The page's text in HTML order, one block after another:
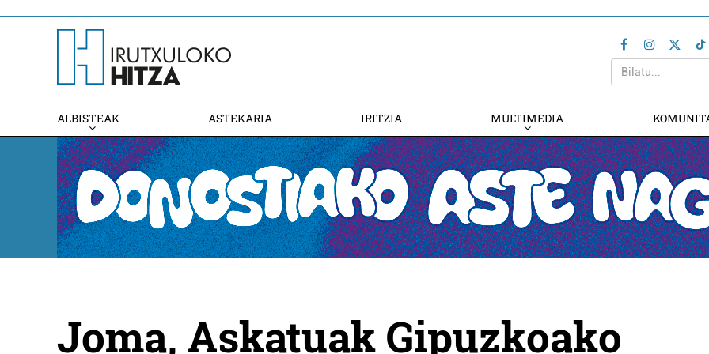
ALBISTEAK ASTEKARIA IRITZIA MULTIMEDIA
Joma, Askatuak Gipuzkoako